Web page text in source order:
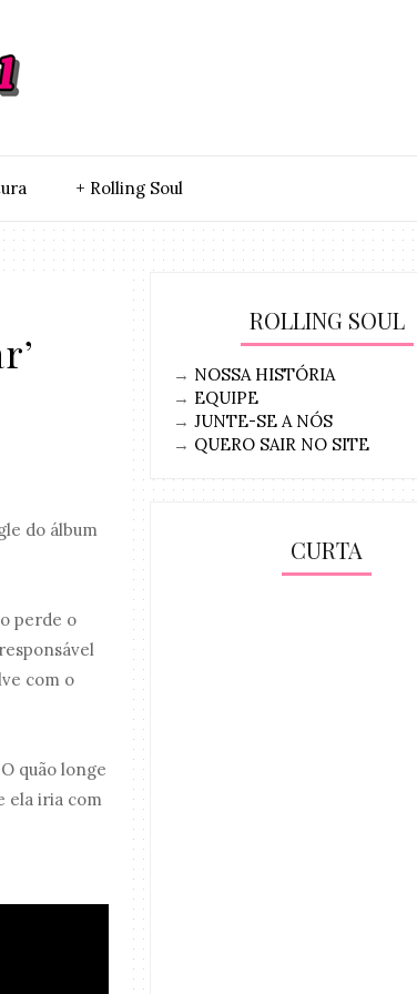
+ Rolling Soul
do álbum
perde o
com o
quão longe
ela iria com
ROLLING SOUL
→ NOSSA HISTÓRIA
→ EQUIPE
→ JUNTE-SE A NÓS
→ QUERO SAIR NO SITE
CURTA